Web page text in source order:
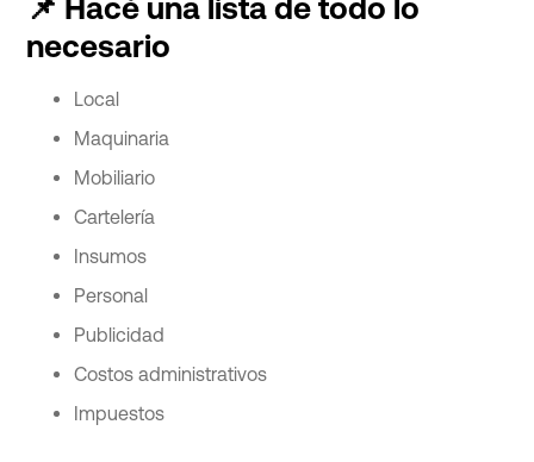
📌 Hacé una lista de todo lo
necesario
Local
Maquinaria
Mobiliario
Cartelería
Insumos
Personal
Publicidad
Costos administrativos
Impuestos